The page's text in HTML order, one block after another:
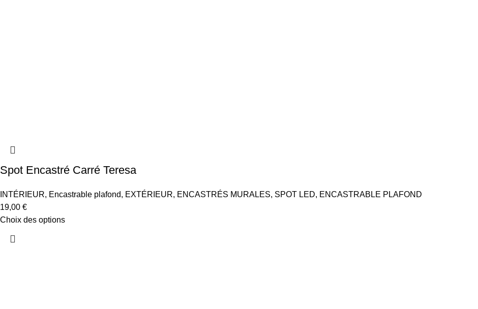
Spot Encastré Carré Teresa
INTÉRIEUR, Encastrable plafond, EXTÉRIEUR, ENCASTRÉS MURALES, SPOT LED, ENCASTRABLE PLAFOND
19,00 €
Choix des options